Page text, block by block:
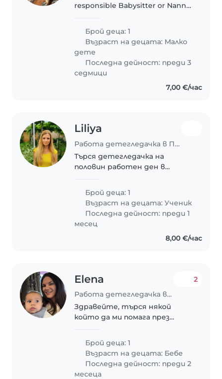
responsible Babysitter or Nanny
toddler. Our little one is playful
and full of life, so someone who
enjoys engaging with..
Брой деца: 1
Възраст на децата: Малко
дете
Последна дейност: преди 3
седмици
7,00 €/час
Liliya
Работа детегледачка в Пловдив
Търся детегледачка на
половин работен ден в
Брой деца: 1
Възраст на децата:Ученик
Последна дейност: преди 1
месец
8,00 €/час
Elena
Работа детегледачка в Пловдив
2
Здравейте, търся някой
който да ми помага през
9 месечно детенце. Храни се
на 2-3ч цяла нощ и мама вече
не издържа. Задълженията ще
бъдат само да се храни..
Брой деца: 1
Възраст на децата: Бебе
Последна дейност: преди 2
месеца